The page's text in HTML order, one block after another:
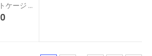
CRAZY IRON スタントケージ MT-09/トレーサー(21-)